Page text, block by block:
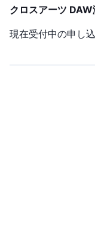
クロスアーツ
現在受付中の申し